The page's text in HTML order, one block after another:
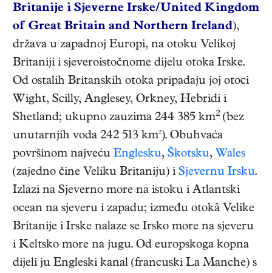
Britanije i Sjeverne Irske/United Kingdom
of Great Britain and Northern Ireland),
država u zapadnoj Europi, na otoku Velikoj
Britaniji i sjeveroistočnome dijelu otoka Irske.
Od ostalih Britanskih otoka pripadaju joj otoci
Wight, Scilly, Anglesey, Orkney, Hebridi i
Shetland; ukupno zauzima 244 385 km2 (bez
unutarnjih voda 242 513 km²). Obuhvaća
površinom najveću Englesku, Škotsku, Wales
(zajedno čine Veliku Britaniju) i Sjevernu Irsku.
Izlazi na Sjeverno more na istoku i Atlantski
ocean na sjeveru i zapadu; između otokâ Velike
Britanije i Irske nalaze se Irsko more na sjeveru
i Keltsko more na jugu. Od europskoga kopna
dijeli ju Engleski kanal (francuski La Manche) s